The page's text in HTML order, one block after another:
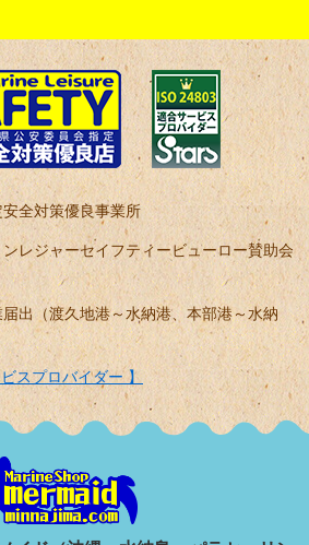
全対策優良事業所
レジャーセイフティービューロー賛助会
出（渡久地港～水納港、本部港～水納
スプロバイダー 】